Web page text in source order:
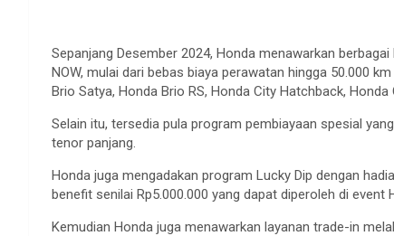
Sepanjang Desember 2024, Honda menawarkan
NOW, mulai dari bebas biaya perawatan hingga 50.000
Brio Satya, Honda Brio RS, Honda City Hatchback, Honda
Selain itu, tersedia pula program pembiayaan spesial
tenor panjang.
Honda juga mengadakan program Lucky Dip dengan
benefit senilai Rp5.000.000 yang dapat diperoleh di event
Kemudian Honda juga menawarkan layanan trade-in